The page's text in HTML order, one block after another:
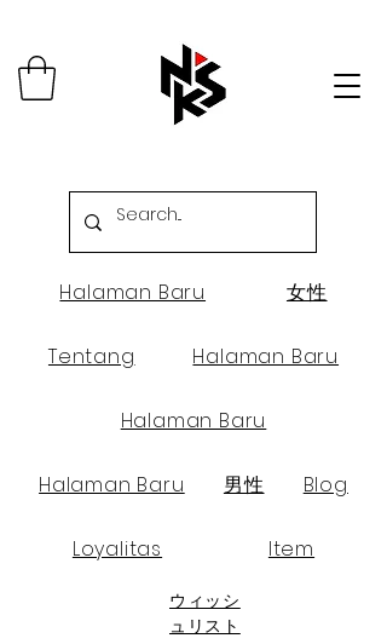
Halaman Baru 女性
Tentang Halaman Baru
Halaman Baru
Halaman Baru 男性 Blog
Loyalitas Item
ウィッシ
ュリスト